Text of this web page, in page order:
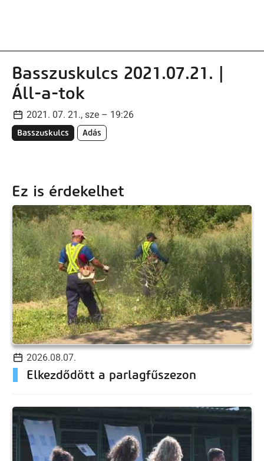
Basszuskulcs 2021.07.21. |
Áll-a-tok
2021. 07. 21., sze – 19:26
Basszuskulcs Adás
Ez is érdekelhet
2026.08.07.
Elkezdődött a parlagfűszezon